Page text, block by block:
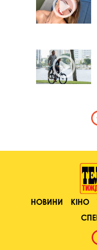
НОВИНИ КІНО